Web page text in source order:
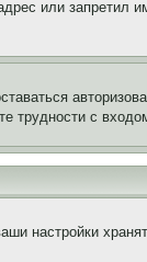
или запретил
трудности с
настройки